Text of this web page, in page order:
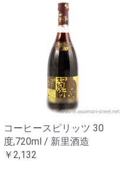
コーヒースピリッツ 30
度,720ml / 新里酒造
￥2,132